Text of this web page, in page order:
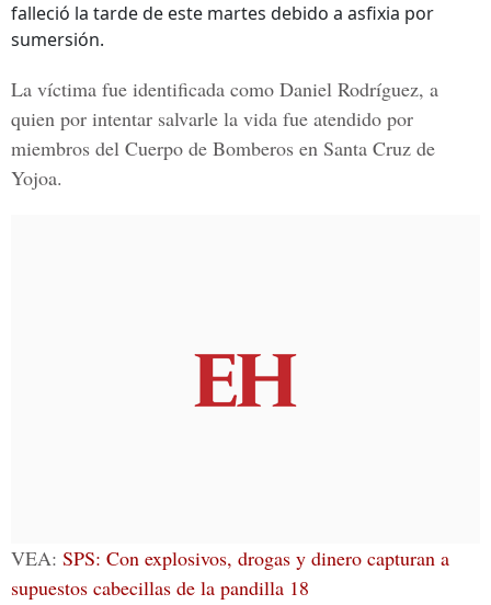
falleció la tarde de este martes debido a asfixia por
sumersión.
La víctima fue identificada como Daniel Rodríguez, a
quien por intentar salvarle la vida fue atendido por
miembros del Cuerpo de Bomberos en Santa Cruz de
Yojoa.
VEA: SPS: Con explosivos, drogas y dinero capturan a
supuestos cabecillas de la pandilla 18